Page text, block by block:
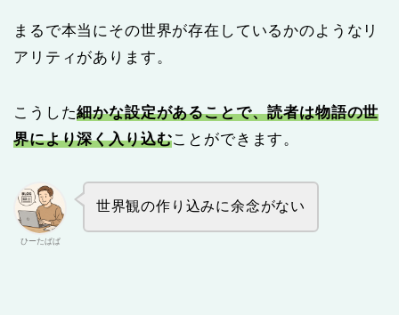
まるで本当にその世界が存在しているかのようなリ
アリティがあります。
こうした細かな設定があることで、読者は物語の世
界により深く入り込むことができます。
ひーたぱぱ
世界観の作り込みに余念がない